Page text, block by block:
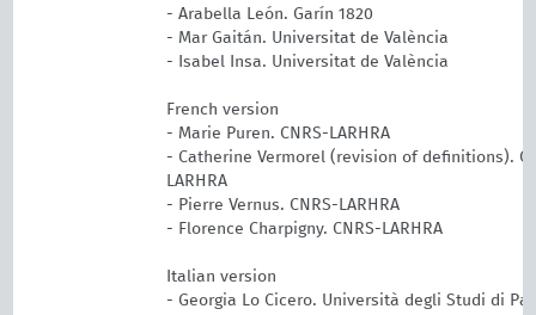
- Arabella León. Garín 1820
- Mar Gaitán. Universitat de València
- Isabel Insa. Universitat de València
French version
- Marie Puren. CNRS-LARHRA
- Catherine Vermorel (revision of definitions).
LARHRA
- Pierre Vernus. CNRS-LARHRA
- Florence Charpigny. CNRS-LARHRA
Italian version
- Georgia Lo Cicero. Università degli Studi di